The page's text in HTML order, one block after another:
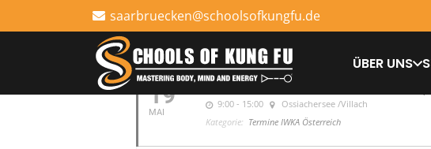
saarbruecken@schoolsofkungfu.de
ÜBER UNS
MAI, 2020
2020
19
MAI
INSIDER CIRCLE TRAINING
9:00 - 15:00
Ossiachersee /Villach
Kategorie: Termine IWKA Österreich